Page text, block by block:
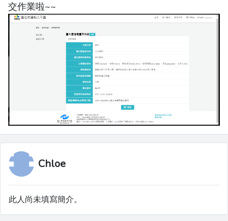
交作業啦~~
Chloe
此人尚未填寫簡介。